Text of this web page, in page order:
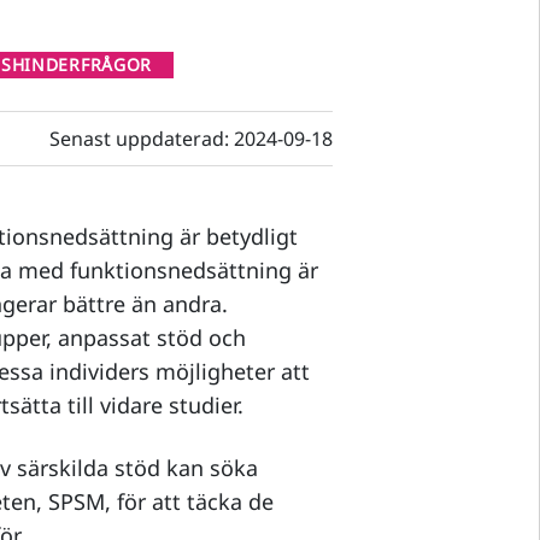
Senast uppdaterad: 2024-09-18
är betydligt
med funktionsnedsättning är
bättre än andra.
anpassat stöd och
individers möjligheter att
till vidare studier.
särskilda stöd kan söka
SPSM, för att täcka de